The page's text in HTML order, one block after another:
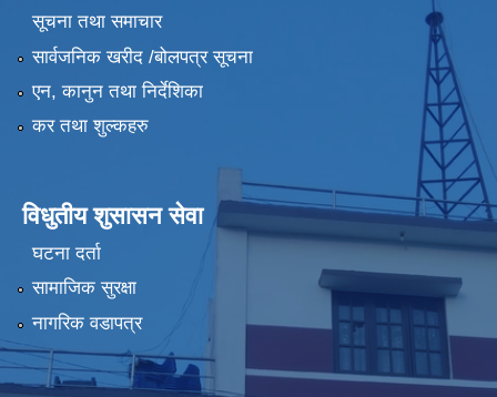
सूचना तथा समाचार
सार्वजनिक खरीद /बोलपत्र सूचना
एन, कानुन तथा निर्देशिका
कर तथा शुल्कहरु
विधुतीय शुसासन सेवा
घटना दर्ता
सामाजिक सुरक्षा
नागरिक वडापत्र